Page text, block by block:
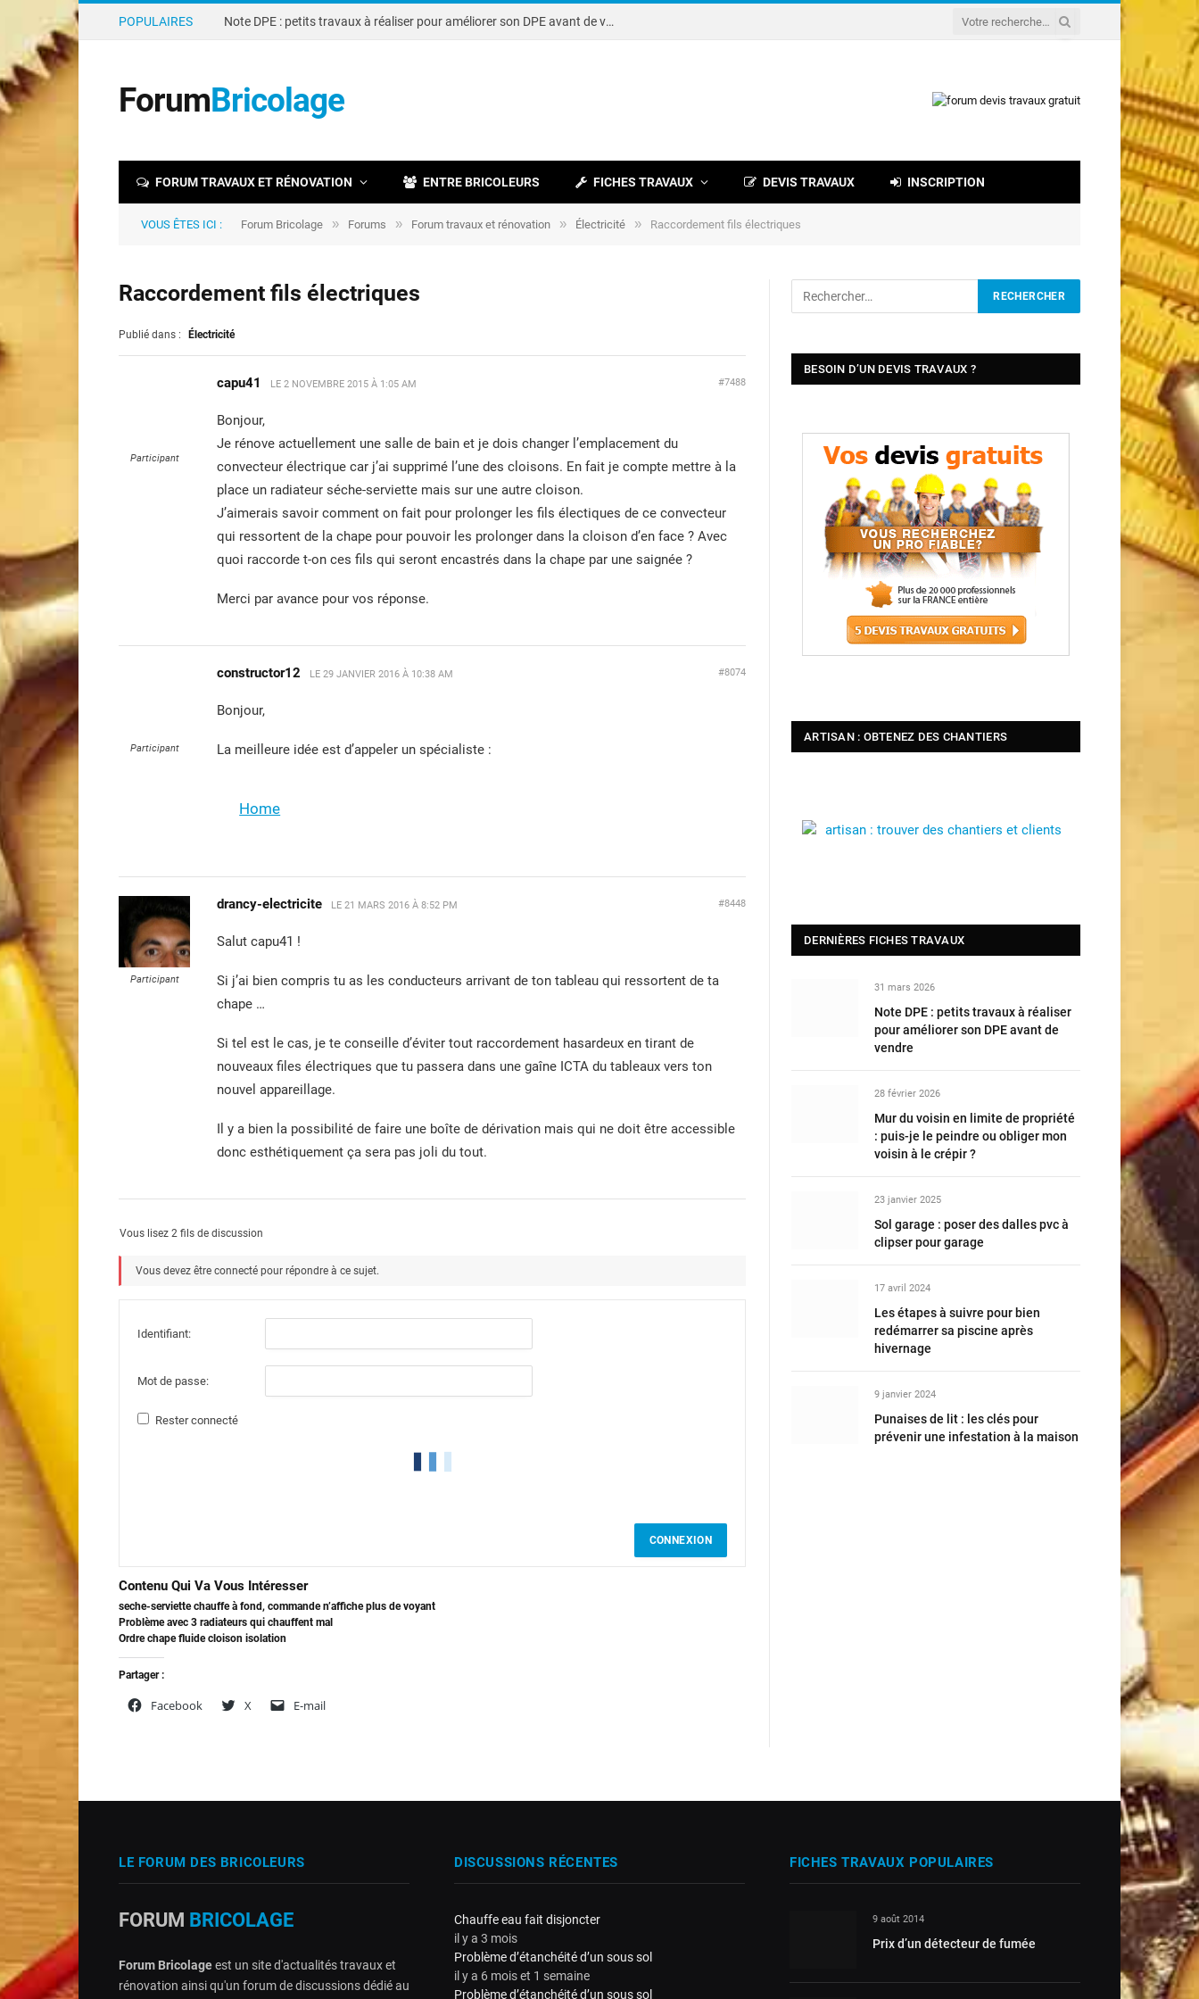
POPULAIRES Note DPE : petits travaux à réaliser pour améliorer son DPE avant de vendre
ForumBricolage
FORUM TRAVAUX ET RÉNOVATION ENTRE BRICOLEURS FICHES TRAVAUX DEVIS TRAVAUX INSCRIPTION
VOUS ÊTES ICI : Forum Bricolage » Forums » Forum travaux et rénovation » Électricité » Raccordement fils électriques
Raccordement fils électriques
Publié dans : Électricité
Participant
capu41 LE 2 NOVEMBRE 2015 À 1:05 AM #7488
Bonjour,
Je rénove actuellement une salle de bain et je dois changer l’emplacement du
convecteur électrique car j’ai supprimé l’une des cloisons. En fait je compte mettre à la
place un radiateur séche-serviette mais sur une autre cloison.
J’aimerais savoir comment on fait pour prolonger les fils électiques de ce convecteur
qui ressortent de la chape pour pouvoir les prolonger dans la cloison d’en face ? Avec
quoi raccorde t-on ces fils qui seront encastrés dans la chape par une saignée ?
Merci par avance pour vos réponse.
Participant
constructor12 LE 29 JANVIER 2016 À 10:38 AM #8074
Bonjour,
La meilleure idée est d’appeler un spécialiste :
Home
Participant
drancy-electricite LE 21 MARS 2016 À 8:52 PM #8448
Salut capu41 !
Si j’ai bien compris tu as les conducteurs arrivant de ton tableau qui ressortent de ta
chape …
Si tel est le cas, je te conseille d’éviter tout raccordement hasardeux en tirant de
nouveaux files électriques que tu passera dans une gaîne ICTA du tableaux vers ton
nouvel appareillage.
Il y a bien la possibilité de faire une boîte de dérivation mais qui ne doit être accessible
donc esthétiquement ça sera pas joli du tout.
Vous lisez 2 fils de discussion
Vous devez être connecté pour répondre à ce sujet.
Identifiant:
Mot de passe:
Rester connecté
CONNEXION
Contenu Qui Va Vous Intéresser
seche-serviette chauffe à fond, commande n’affiche plus de voyant
Problème avec 3 radiateurs qui chauffent mal
Ordre chape fluide cloison isolation
Partager :
Facebook X E-mail
BESOIN D’UN DEVIS TRAVAUX ?
ARTISAN : OBTENEZ DES CHANTIERS
DERNIÈRES FICHES TRAVAUX
31 mars 2026
Note DPE : petits travaux à réaliser
pour améliorer son DPE avant de
vendre
28 février 2026
Mur du voisin en limite de propriété
: puis-je le peindre ou obliger mon
voisin à le crépir ?
23 janvier 2025
Sol garage : poser des dalles pvc à
clipser pour garage
17 avril 2024
Les étapes à suivre pour bien
redémarrer sa piscine après
hivernage
9 janvier 2024
Punaises de lit : les clés pour
prévenir une infestation à la maison
LE FORUM DES BRICOLEURS
FORUM BRICOLAGE
Forum Bricolageest un site d'actualités travaux et
rénovation ainsi qu'un forum de discussions dédié au
DISCUSSIONS RÉCENTES
Chauffe eau fait disjoncter
il y a 3 mois
Problème d’étanchéité d’un sous sol
il y a 6 mois et 1 semaine
Problème d’étanchéité d’un sous sol
FICHES TRAVAUX POPULAIRES
9 août 2014
Prix d’un détecteur de fumée